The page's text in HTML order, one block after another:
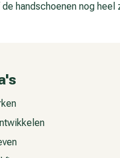
handschoenen nog